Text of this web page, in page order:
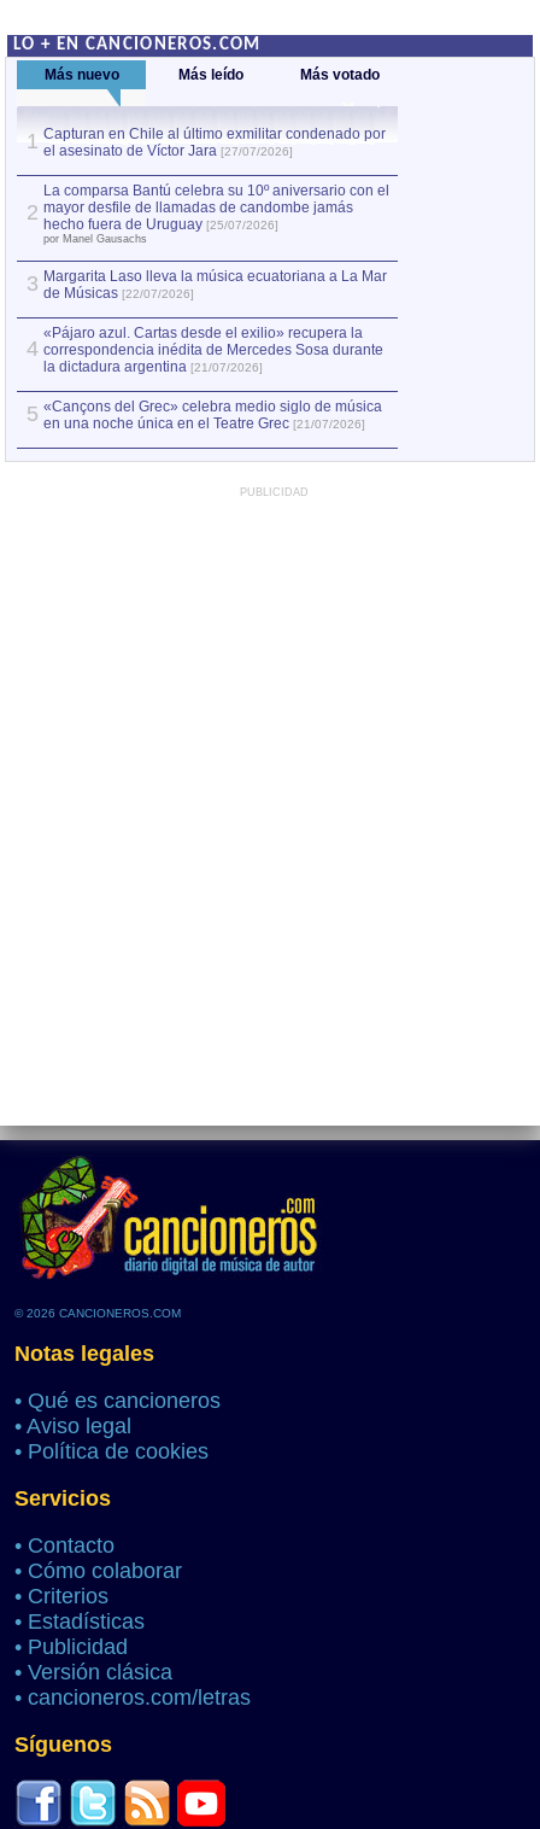
LO + EN CANCIONEROS.COM
Más nuevo Más leído Más votado
1 Capturan en Chile al último exmilitar condenado por
el asesinato de Víctor Jara [27/07/2026]
2
La comparsa Bantú celebra su 10º aniversario con el
mayor desfile de llamadas de candombe jamás
hecho fuera de Uruguay [25/07/2026]
por Manel Gausachs
3 Margarita Laso lleva la música ecuatoriana a La Mar
de Músicas [22/07/2026]
4
«Pájaro azul. Cartas desde el exilio» recupera la
correspondencia inédita de Mercedes Sosa durante
la dictadura argentina [21/07/2026]
5 «Cançons del Grec» celebra medio siglo de música
en una noche única en el Teatre Grec [21/07/2026]
PUBLICIDAD
© 2026 CANCIONEROS.COM
Notas legales
• Qué es cancioneros
• Aviso legal
• Política de cookies
Servicios
• Contacto
• Cómo colaborar
• Criterios
• Estadísticas
• Publicidad
• Versión clásica
• cancioneros.com/letras
Síguenos